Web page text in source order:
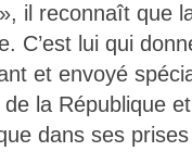
il reconnaît que
C’est lui qui
et envoyé
la République
dans ses